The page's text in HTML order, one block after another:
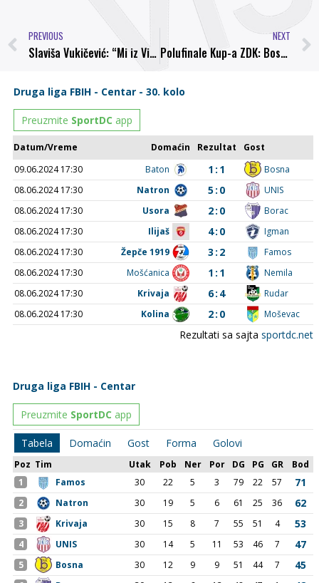
PREVIOUS
Slaviša Vukičević: “Mi iz Visokog smo uvijek donosili sreću FK Sarajevo”
NEXT
Polufinale Kup-a ZDK: Bosna u Žepču, Rudar u Tešnju